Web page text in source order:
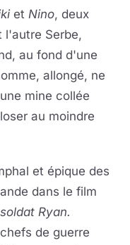
et Nino, deux
l'autre Serbe,
au fond d'une
allongé, ne
mine collée
au moindre
et épique des
dans le film
Ryan.
de guerre